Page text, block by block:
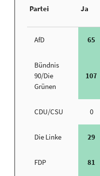
Partei Ja
AfD 65
Bündnis
90/Die
Grünen
107
CDU/CSU 0
Die Linke 29
FDP 81